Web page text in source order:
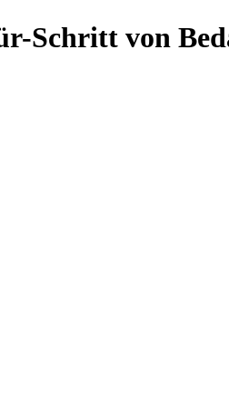
Schritt von